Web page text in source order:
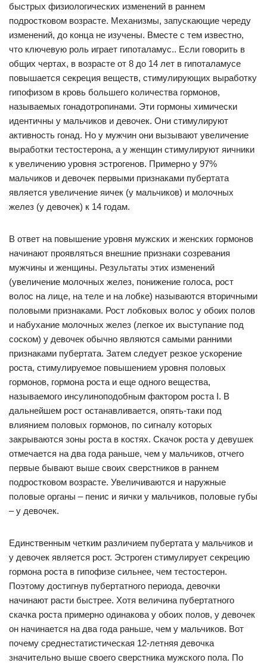
быстрых физиологических изменений в раннем
подростковом возрасте. Механизмы, запускающие череду
изменений, до конца не изучены. Вместе с тем известно,
что ключевую роль играет гипоталамус.. Если говорить в
общих чертах, в возрасте от 8 до 14 лет в гипоталамусе
повышается секреция веществ, стимулирующих выработку
гипофизом в кровь большего количества гормонов,
называемых гонадотропинами. Эти гормоны химически
идентичны у мальчиков и девочек. Они стимулируют
активность гонад. Но у мужчин они вызывают увеличение
выработки тестостерона, а у женщин стимулируют яичники
к увеличению уровня эстрогенов. Примерно у 97%
мальчиков и девочек первыми признаками пубертата
является увеличение яичек (у мальчиков) и молочных
желез (у девочек) к 14 годам.
В ответ на повышение уровня мужских и женских гормонов
начинают проявляться внешние признаки созревания
мужчины и женщины. Результаты этих изменений
(увеличение молочных желез, понижение голоса, рост
волос на лице, на теле и на лобке) называются вторичными
половыми признаками. Рост лобковых волос у обоих полов
и набухание молочных желез (легкое их выступание под
соском) у девочек обычно являются самыми ранними
признаками пубертата. Затем следует резкое ускорение
роста, стимулируемое повышением уровня половых
гормонов, гормона роста и еще одного вещества,
называемого инсулиноподобным фактором роста I. В
дальнейшем рост останавливается, опять-таки под
влиянием половых гормонов, по сигналу которых
закрываются зоны роста в костях. Скачок роста у девушек
отмечается на два года раньше, чем у мальчиков, отчего
первые бывают выше своих сверстников в раннем
подростковом возрасте. Увеличиваются и наружные
половые органы – пенис и яички у мальчиков, половые губы
– у девочек.
Единственным четким различием пубертата у мальчиков и
у девочек является рост. Эстроген стимулирует секрецию
гормона роста в гипофизе сильнее, чем тестостерон.
Поэтому достигнув пубертатного периода, девочки
начинают расти быстрее. Хотя величина пубертатного
скачка роста примерно одинакова у обоих полов, у девочек
он начинается на два года раньше, чем у мальчиков. Вот
почему среднестатистическая 12-летняя девочка
значительно выше своего сверстника мужского пола. По